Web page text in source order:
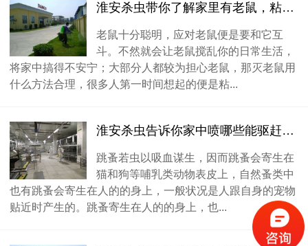
淮安杀虫带你了解家里有老鼠，粘鼠板放到什么位置灭老鼠实际效果好
老鼠十分聪明，应对老鼠便是要和它互
斗。不然就会让老鼠搅乱你的日常生活，
将家中搞得不安宁；大部分人都较为担心老鼠，那灭老鼠用
什么方法合理，很多人第一时间想起的便是粘...
淮安杀虫告诉你家中喷哪些能驱赶跳蚤
跳蚤若虫以吸血谋生，因而跳蚤会寄生在
猫和狗等哺乳类动物表皮上，自然蚤类中
也有跳蚤会寄生在人的的身上，一般状况是人跟自身的宠物
贴近时产生的。跳蚤寄生在人的的身上，也...